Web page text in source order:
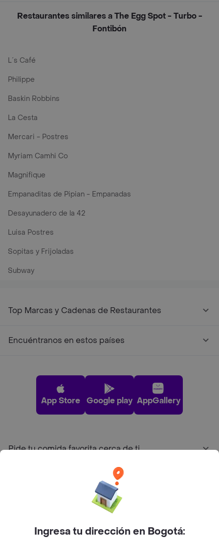
Restaurantes similares a The Egg Spot - Turbo -
Fontibón
L´s Café
Philippe
Baskin Robbins
La Cesta
Mercari - Postres
Myriam Camhi Co
Magnifique
Empanaditas de Pipian - Empanadas
Desayunadero de la 42
Luisa Postres
Sopitas y Frijoladas
Subway
Top Marcas y Cadenas de Restaurantes
Encuéntranos en estos países
App Store Google play AppGallery
Pide tu comida favorita cerca de ti
Ingresa tu dirección en Bogotá: